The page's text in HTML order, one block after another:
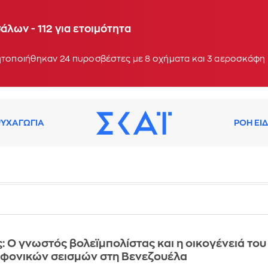
Κολυμπάδα στη Σκύρο - Ενισχύθηκαν οι
- 112 για ετοιμότητα
24 πυροσβέστες με 8 οχήματα και 3 αεροσκάφη
ΡΟΗ
Ο γνωστός βολεϊμπολίστας και η οικογένειά του
σεισμών στη Βενεζουέλα